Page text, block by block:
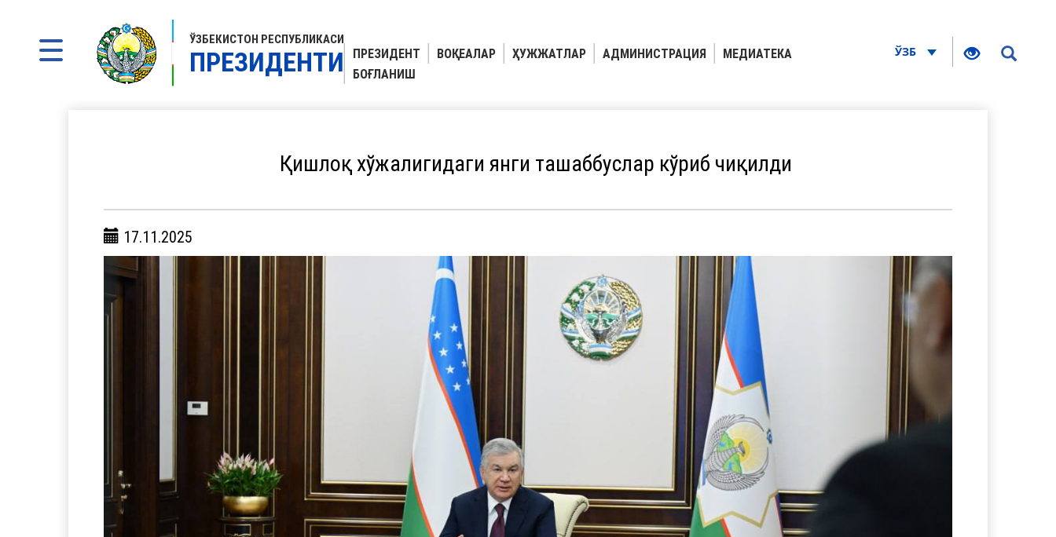
ЎЗБЕКИСТОН РЕСПУБЛИКАСИ
ПРЕЗИДЕНТИ ПРЕЗИДЕНТ ВОҚЕАЛАР ҲУЖЖАТЛАР АДМИНИСТРАЦИЯ
МЕДИАТЕКА
БОҒЛАНИШ
ЎЗБ
Қишлоқ хўжалигидаги янги ташаббуслар кўриб чиқилди
17.11.2025